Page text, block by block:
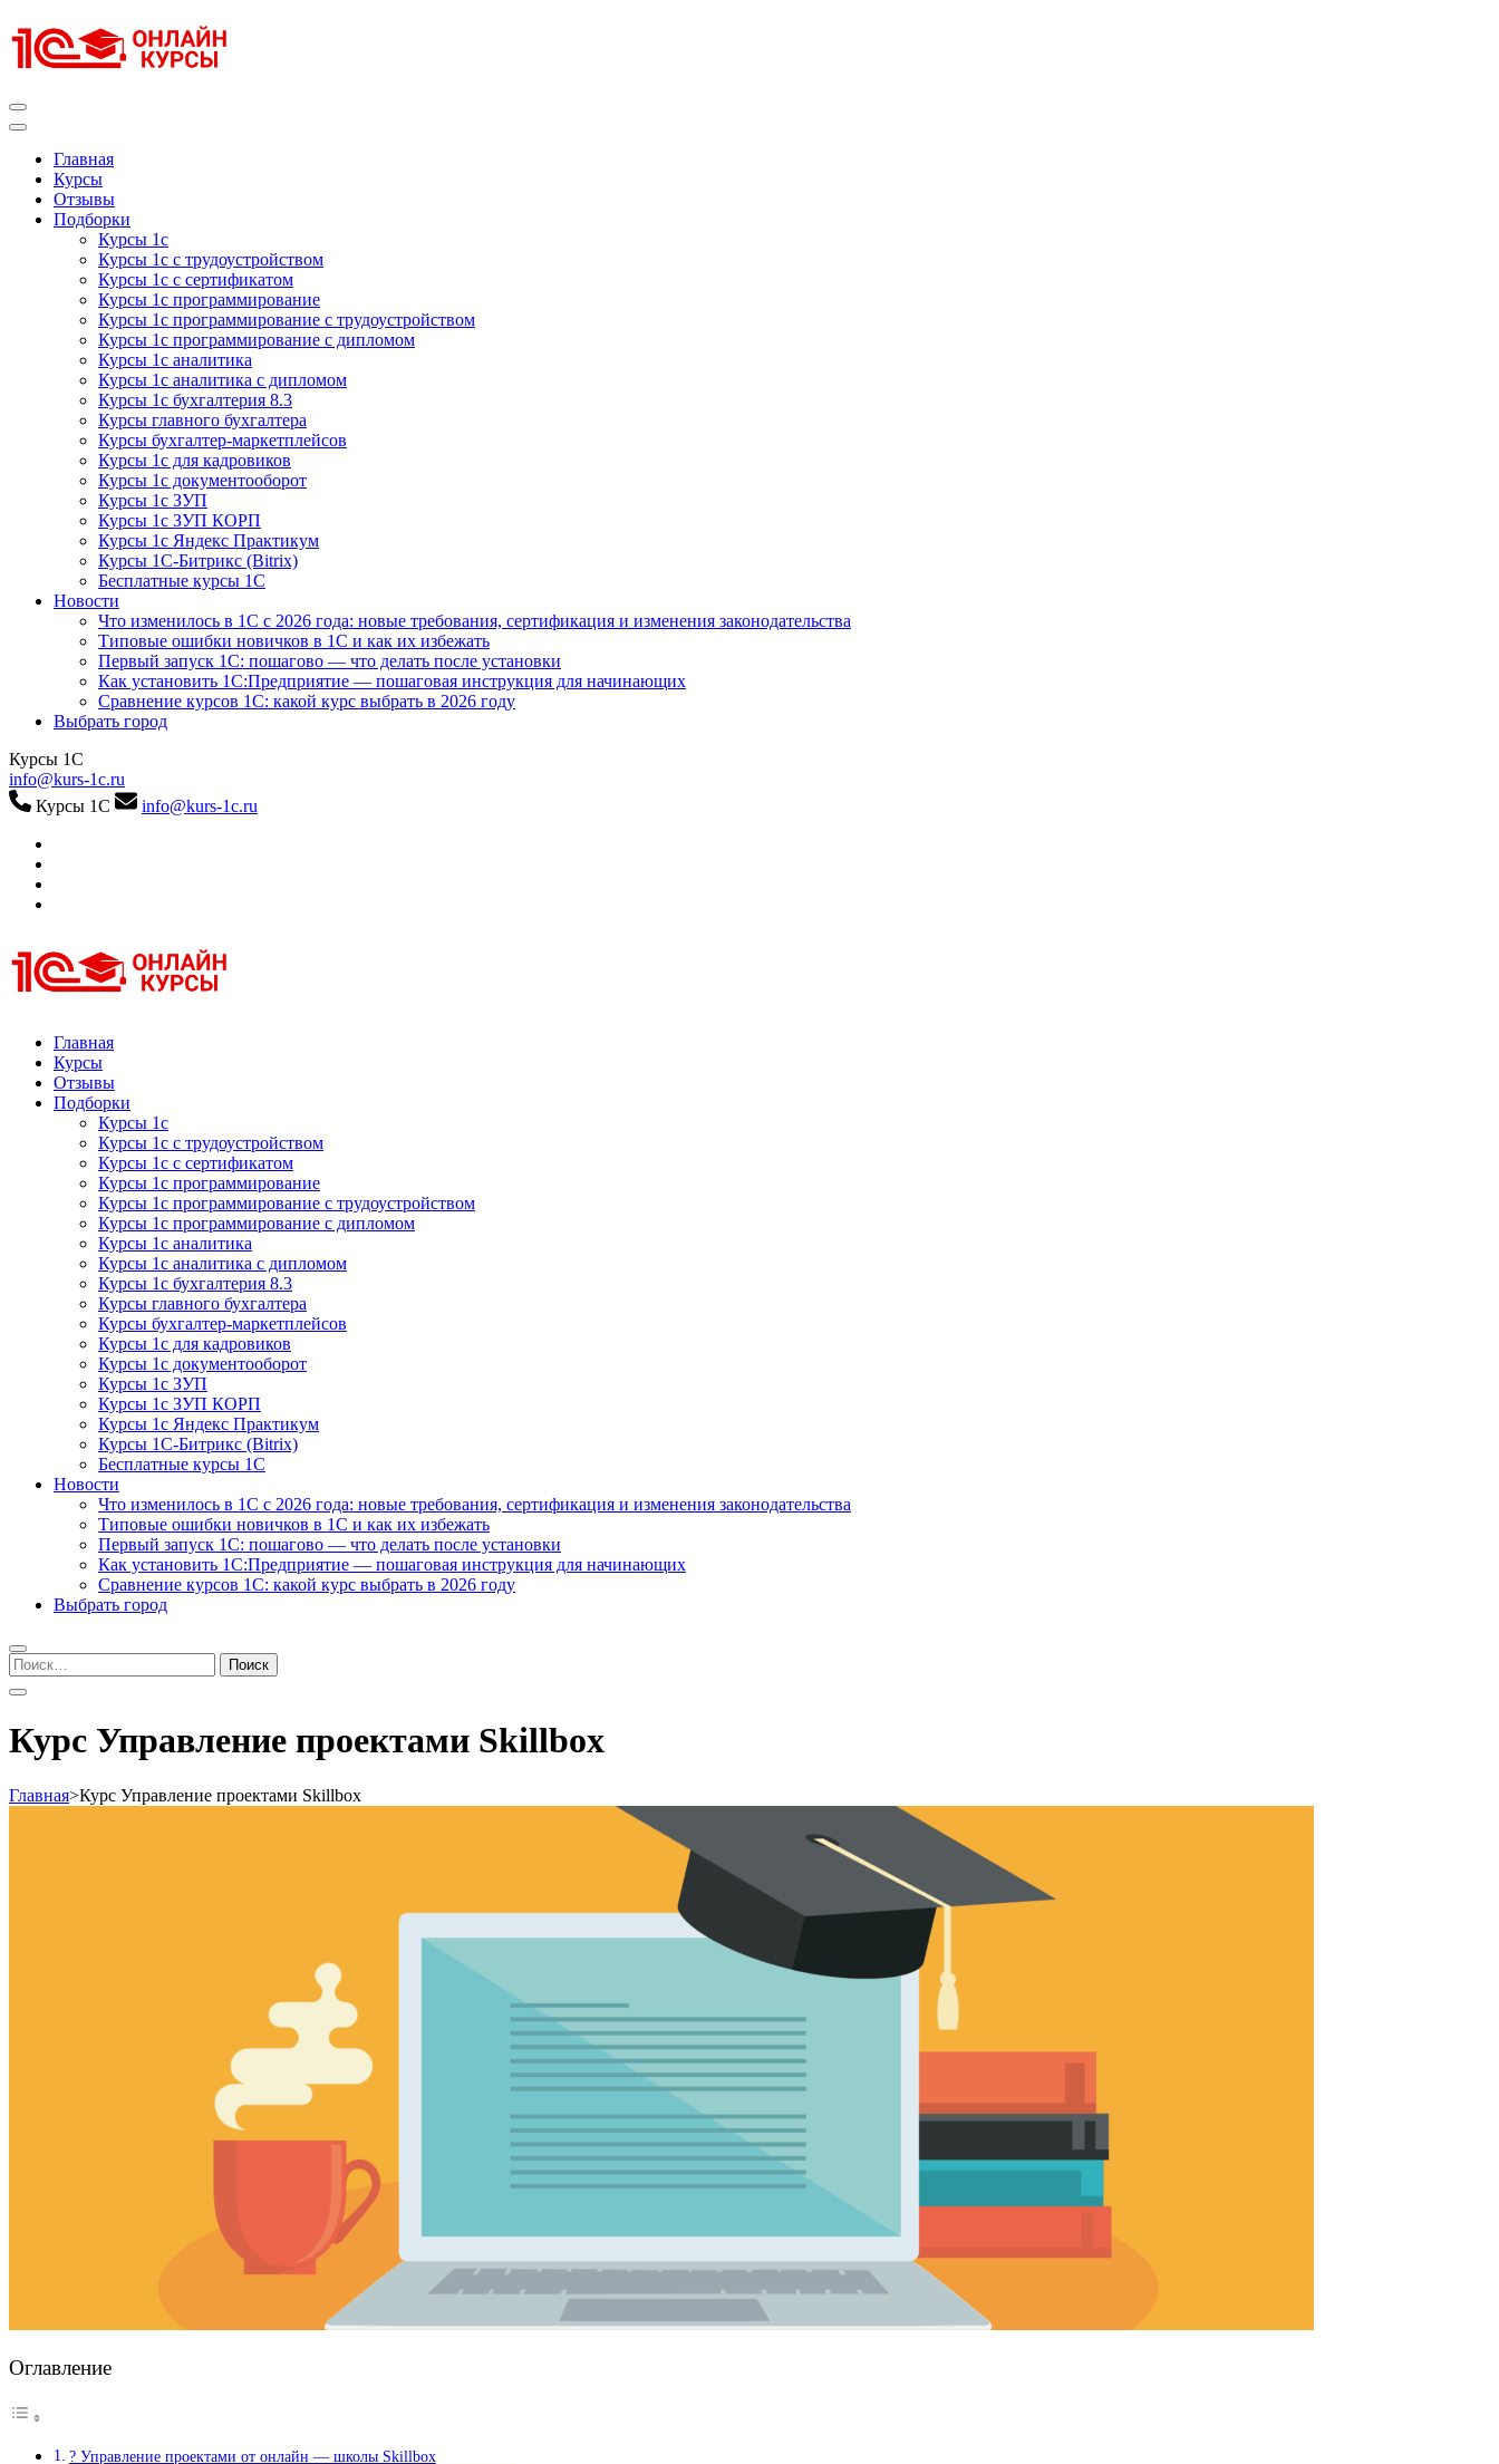
к
содержимому
Главная
Курсы
Отзывы
Подборки
Курсы 1с
Курсы 1с с трудоустройством
Курсы 1с с сертификатом
Курсы 1с программирование
Курсы 1с программирование с трудоустройством
Курсы 1с программирование с дипломом
Курсы 1с аналитика
Курсы 1с аналитика с дипломом
Курсы 1с бухгалтерия 8.3
Курсы главного бухгалтера
Курсы бухгалтер-маркетплейсов
Курсы 1с для кадровиков
Курсы 1с документооборот
Курсы 1с ЗУП
Курсы 1с ЗУП КОРП
Курсы 1с Яндекс Практикум
Курсы 1С-Битрикс (Bitrix)
Бесплатные курсы 1С
Новости
Что изменилось в 1С с 2026 года: новые требования, сертификация и изменения законодательства
Типовые ошибки новичков в 1С и как их избежать
Первый запуск 1С: пошагово — что делать после установки
Как установить 1С:Предприятие — пошаговая инструкция для начинающих
Сравнение курсов 1С: какой курс выбрать в 2026 году
Выбрать город
Курсы 1С
info@kurs-1c.ru
Курсы 1С
info@kurs-1c.ru
Курсы 1С
Курсы 1С официальная сертификация
Главная
Курсы
Отзывы
Подборки
Курсы 1с
Курсы 1с с трудоустройством
Курсы 1с с сертификатом
Курсы 1с программирование
Курсы 1с программирование с трудоустройством
Курсы 1с программирование с дипломом
Курсы 1с аналитика
Курсы 1с аналитика с дипломом
Курсы 1с бухгалтерия 8.3
Курсы главного бухгалтера
Курсы бухгалтер-маркетплейсов
Курсы 1с для кадровиков
Курсы 1с документооборот
Курсы 1с ЗУП
Курсы 1с ЗУП КОРП
Курсы 1с Яндекс Практикум
Курсы 1С-Битрикс (Bitrix)
Бесплатные курсы 1С
Новости
Что изменилось в 1С с 2026 года: новые требования, сертификация и изменения законодательства
Типовые ошибки новичков в 1С и как их избежать
Первый запуск 1С: пошагово — что делать после установки
Как установить 1С:Предприятие — пошаговая инструкция для начинающих
Сравнение курсов 1С: какой курс выбрать в 2026 году
Выбрать город
Найти:
Курс Управление проектами Skillbox
Главная>Курс Управление проектами Skillbox
Оглавление
? Управление проектами от онлайн — школы Skillbox